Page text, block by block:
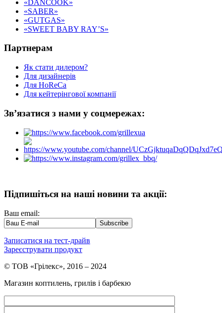
«DANCOOK»
«SABER»
«GUTGAS»
«SWEET BABY RAY’S»
Партнерам
Як стати дилером?
Для дизайнерів
Для HoReCa
Для кейтерінгової компанії
Зв’язатися з нами у соцмережах:
Підпишіться на наші новини та акції:
Ваш email:
Записатися на тест-драйв
Зареєструвати продукт
© ТОВ «Грілекс», 2016 – 2024
Магазин коптилень, грилів і барбекю